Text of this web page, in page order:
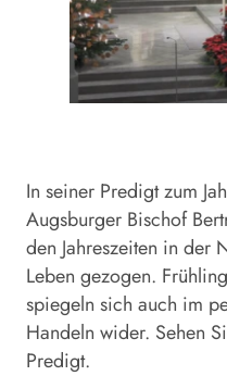
In seiner Predigt zum
Augsburger Bischof
den Jahreszeiten in der
Leben gezogen.
spiegeln sich auch im
Handeln wider. Sehen
Predigt.